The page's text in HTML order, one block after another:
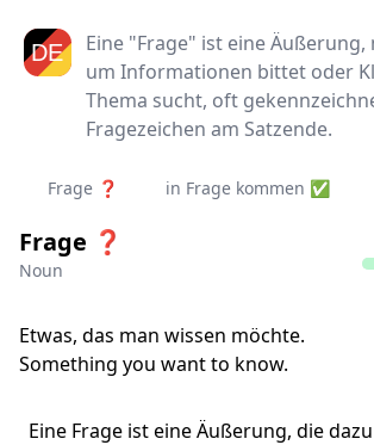
Eine "Frage" ist eine
um Informationen bittet oder
Thema sucht, oft
Fragezeichen am Satzende.
Frage ❓ in Frage kommen ✅
Frage ❓
Noun
Etwas, das man wissen möchte.
Something you want to know.
Eine Frage ist eine Äußerung, die